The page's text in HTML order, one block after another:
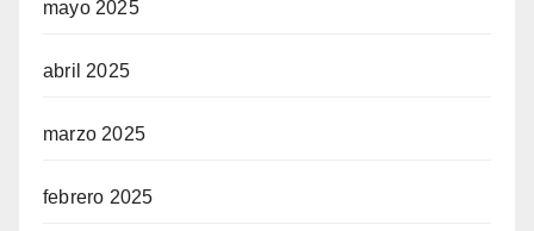
mayo 2025
abril 2025
marzo 2025
febrero 2025